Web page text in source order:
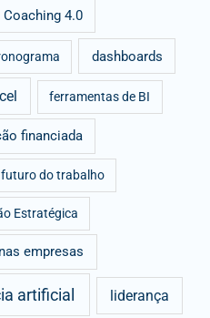
Coaching 4.0
dashboards
ferramentas de BI
financiada
futuro do trabalho
Estratégica
empresas
artificial liderança